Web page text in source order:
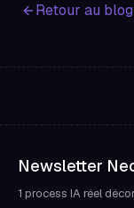
Retour au blog
Newsletter
1 process IA réel